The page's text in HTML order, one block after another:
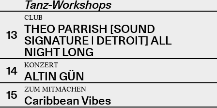
Tanz-Workshops
13
CLUB
THEO PARRISH [SOUND
SIGNATURE | DETROIT] ALL
NIGHT LONG
14
KONZERT
ALTIN GÜN
15
ZUM MITMACHEN
Caribbean Vibes